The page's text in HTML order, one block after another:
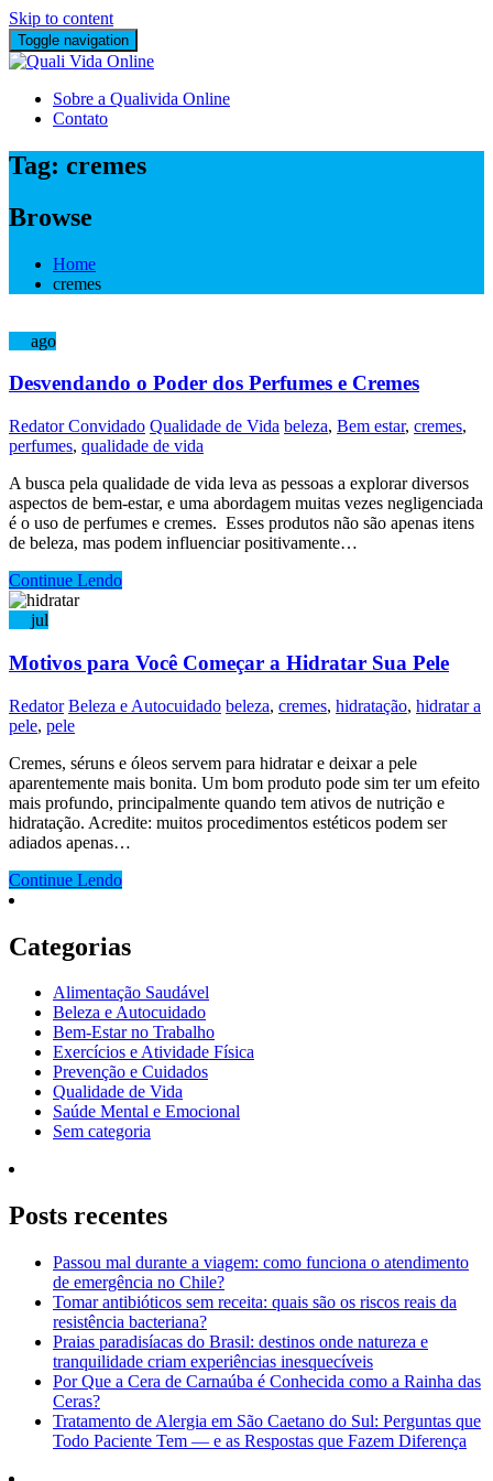
Skip to content
Toggle navigation
Sobre a Qualivida Online
Contato
Tag: cremes
Browse
Home
cremes
ago
Desvendando o Poder dos Perfumes e Cremes
Redator Convidado Qualidade de Vida beleza, Bem estar, cremes,
perfumes, qualidade de vida
A busca pela qualidade de vida leva as pessoas a explorar diversos
aspectos de bem-estar, e uma abordagem muitas vezes negligenciada
é o uso de perfumes e cremes. Esses produtos não são apenas itens
de beleza, mas podem influenciar positivamente…
Continue Lendo
jul
Motivos para Você Começar a Hidratar Sua Pele
Redator Beleza e Autocuidado beleza, cremes, hidratação, hidratar a
pele, pele
Cremes, séruns e óleos servem para hidratar e deixar a pele
aparentemente mais bonita. Um bom produto pode sim ter um efeito
mais profundo, principalmente quando tem ativos de nutrição e
hidratação. Acredite: muitos procedimentos estéticos podem ser
adiados apenas…
Continue Lendo
Categorias
Alimentação Saudável
Beleza e Autocuidado
Bem-Estar no Trabalho
Exercícios e Atividade Física
Prevenção e Cuidados
Qualidade de Vida
Saúde Mental e Emocional
Sem categoria
Posts recentes
Passou mal durante a viagem: como funciona o atendimento
de emergência no Chile?
Tomar antibióticos sem receita: quais são os riscos reais da
resistência bacteriana?
Praias paradisíacas do Brasil: destinos onde natureza e
tranquilidade criam experiências inesquecíveis
Por Que a Cera de Carnaúba é Conhecida como a Rainha das
Ceras?
Tratamento de Alergia em São Caetano do Sul: Perguntas que
Todo Paciente Tem — e as Respostas que Fazem Diferença